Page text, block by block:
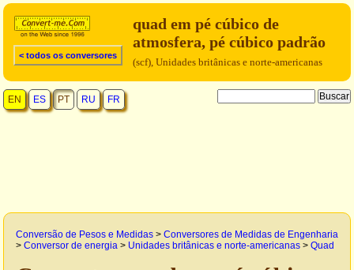
< todos os conversores
quad em pé cúbico de
atmosfera, pé cúbico padrão
(scf), Unidades britânicas e norte-americanas
EN ES PT RU FR
Conversão de Pesos e Medidas > Conversores de Medidas de Engenharia
> Conversor de energia > Unidades britânicas e norte-americanas > Quad